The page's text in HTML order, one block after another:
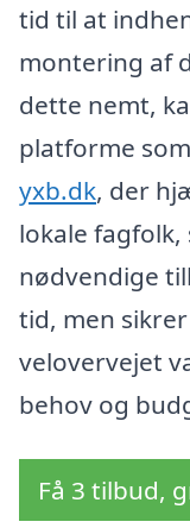
tid til at
montering af
dette nemt,
platforme som
yxb.dk, der
lokale fagfolk,
nødvendige
tid, men
velovervejet
behov og
Få 3 tilbud,